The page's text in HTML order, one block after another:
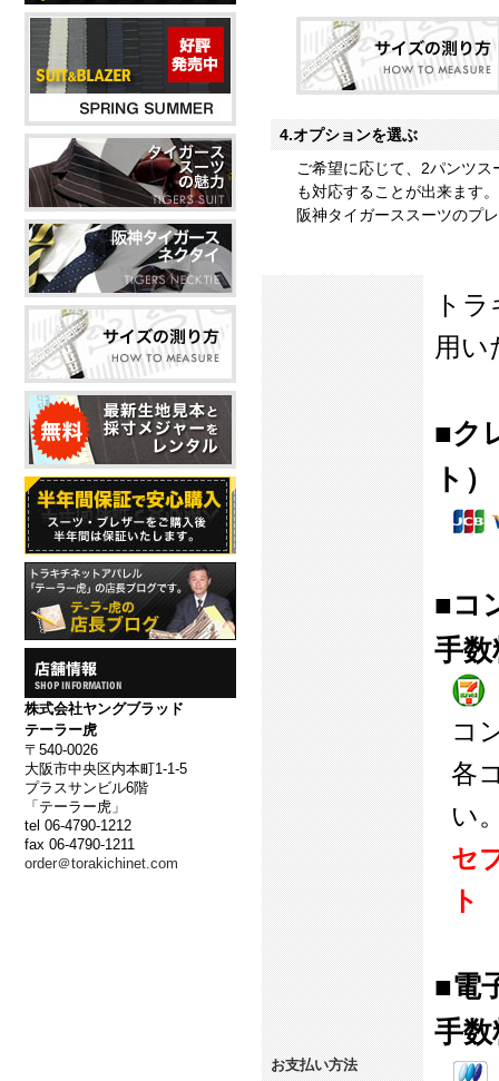
株式会社ヤングブラッド
テーラー虎
〒540-0026
大阪市中央区内本町1-1-5
プラスサンビル6階
「テーラー虎」
tel 06-4790-1212
fax 06-4790-1211
order＠torakichinet.com
4.オプションを選ぶ
ご希望に応じて、2パンツ
も対応することが出来ます。
阪神タイガーススーツのプ
お支払い方法
ト
用い
■ク
ト
■コ
手数
コ
各
い
セ
ト
■電
手数